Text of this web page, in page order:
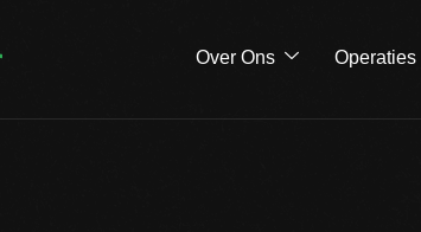
Over Ons Operaties